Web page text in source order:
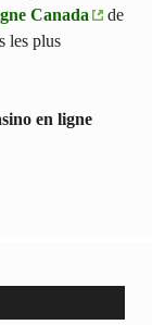
Canada
de
les plus
en ligne